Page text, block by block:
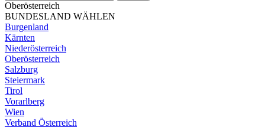
Oberösterreich
BUNDESLAND WÄHLEN
Burgenland
Kärnten
Niederösterreich
Oberösterreich
Salzburg
Steiermark
Tirol
Vorarlberg
Wien
Verband Österreich